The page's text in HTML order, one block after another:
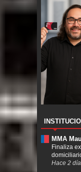
MMA
Finaliza
Hace 2